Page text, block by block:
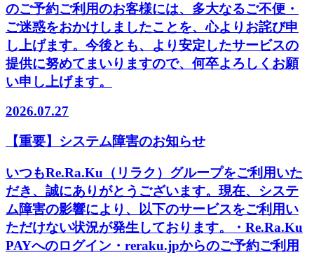
のご予約ご利用のお客様には、多大なるご不便・
ご迷惑をおかけしましたことを、心よりお詫び申
し上げます。今後とも、より安定したサービスの
提供に努めてまいりますので、何卒よろしくお願
い申し上げます。
2026.07.27
【重要】システム障害のお知らせ
いつもRe.Ra.Ku（リラク）グループをご利用いた
だき、誠にありがとうございます。現在、システ
ム障害の影響により、以下のサービスをご利用い
ただけない状況が発生しております。・Re.Ra.Ku
PAYへのログイン・reraku.jpからのご予約ご利用